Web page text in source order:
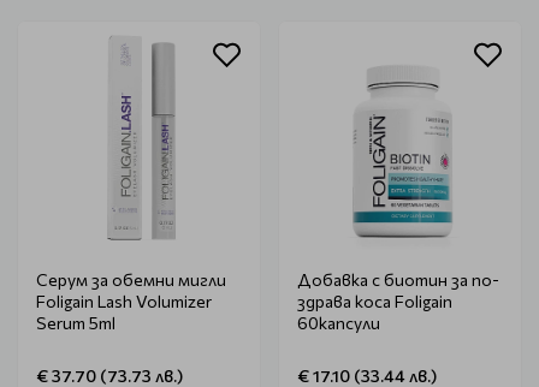
Серум за обемни мигли
Foligain Lash Volumizer
Serum 5ml
€ 37.70 (73.73 лв.)
Добавка с биотин за по-
здрава коса Foligain
60капсули
€ 17.10 (33.44 лв.)